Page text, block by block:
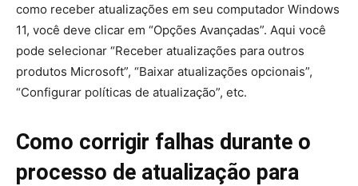
como receber atualizações em seu computador Windows
11, você deve clicar em “Opções Avançadas”. Aqui você
pode selecionar “Receber atualizações para outros
produtos Microsoft”, “Baixar atualizações opcionais”,
“Configurar políticas de atualização”, etc.
Como corrigir falhas durante o
processo de atualização para